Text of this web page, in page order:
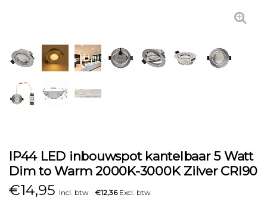
IP44 LED inbouwspot kantelbaar 5 Watt
Dim to Warm 2000K-3000K Zilver CRI90
€14,95 Incl. btw €12,36Excl. btw